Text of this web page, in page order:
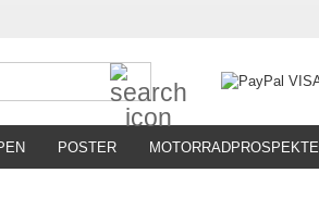
POSTER MOTORRADPROSPEKTE